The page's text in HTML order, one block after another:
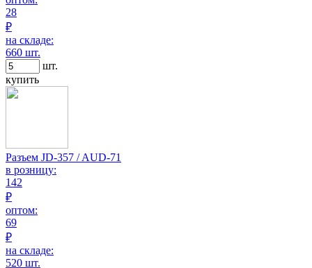
28
₽
на складе:
660 шт.
шт.
купить
Разъем JD-357 / AUD-71
в розницу:
142
₽
оптом:
69
₽
на складе:
520 шт.